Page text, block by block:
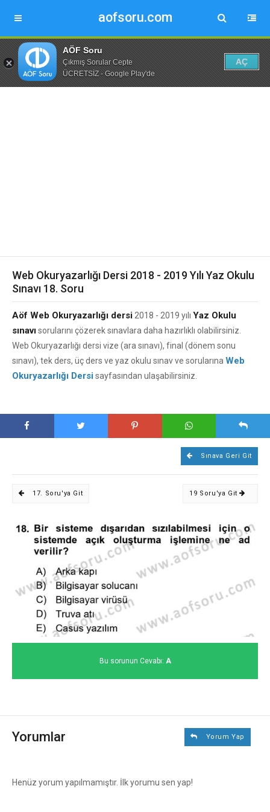
aofsoru.com
AÖF Soru
Çıkmış Sorular Cepte
ÜCRETSİZ - Google Play'de
AÇ
Web Okuryazarlığı Dersi 2018 - 2019 Yılı Yaz Okulu
Sınavı 18. Soru
Aöf Web Okuryazarlığı dersi 2018 - 2019 yılı Yaz Okulu
sınavısorularını çözerek sınavlara daha hazırlıklı olabilirsiniz.
Web Okuryazarlığı dersi vize (ara sınavı), final (dönem sonu
sınavı), tek ders, üç ders ve yaz okulu sınav ve sorularına Web
Okuryazarlığı Dersisayfasından ulaşabilirsiniz.
Sınava Geri Git
17. Soru'ya Git 19 Soru'ya Git
Bu sorunun Cevabı: A
Yorumlar Yorum Yap
Henüz yorum yapılmamıştır. İlk yorumu sen yap!